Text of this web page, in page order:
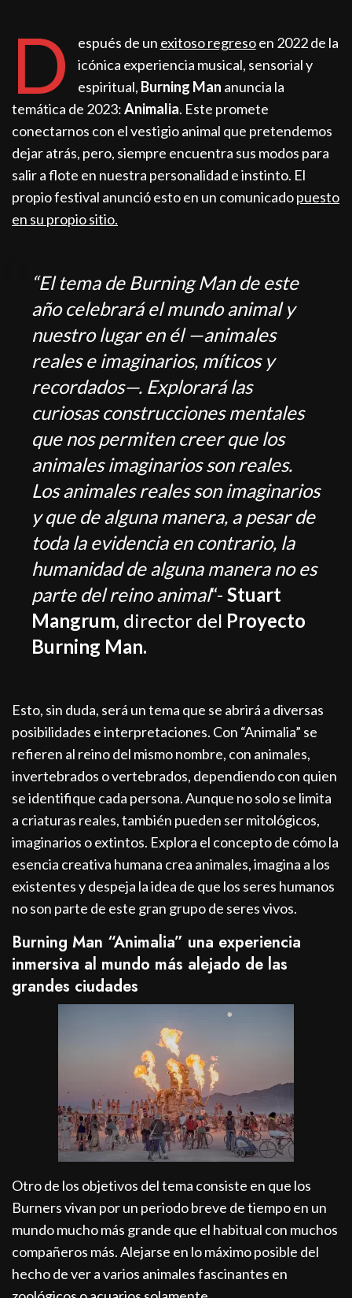
D espués de un exitoso regresoen 2022 de la
icónica experiencia musical, sensorial y
espiritual, Burning Man anuncia la
temática de 2023:Animalia. Este promete
conectarnos con el vestigio animal que pretendemos
dejar atrás, pero, siempre encuentra sus modos para
salir a flote en nuestra personalidad e instinto. El
propio festival anunció esto en un comunicadopuesto
en su propio sitio.
“El tema de Burning Man de este
año celebrará el mundo animal y
nuestro lugar en él —animales
reales e imaginarios, míticos y
recordados—. Explorará las
curiosas construcciones mentales
que nos permiten creer que los
animales imaginarios son reales.
Los animales reales son imaginarios
y que de alguna manera, a pesar de
toda la evidencia en contrario, la
humanidad de alguna manera no es
parte del reino animal“-Stuart
Mangrum, director del Proyecto
Burning Man.
Esto, sin duda, será un tema que se abrirá a diversas
posibilidades e interpretaciones. Con “Animalia” se
refieren al reino del mismo nombre, con animales,
invertebrados o vertebrados, dependiendo con quien
se identifique cada persona. Aunque no solo se limita
a criaturas reales, también pueden ser mitológicos,
imaginarios o extintos. Explora el concepto de cómo la
esencia creativa humana crea animales, imagina a los
existentes y despeja la idea de que los seres humanos
no son parte de este gran grupo de seres vivos.
Burning Man “Animalia” una experiencia
inmersiva al mundo más alejado de las
grandes ciudades
Otro de los objetivos del tema consiste en que los
Burners vivan por un periodo breve de tiempo en un
mundo mucho más grande que el habitual con muchos
compañeros más. Alejarse en lo máximo posible del
hecho de ver a varios animales fascinantes en